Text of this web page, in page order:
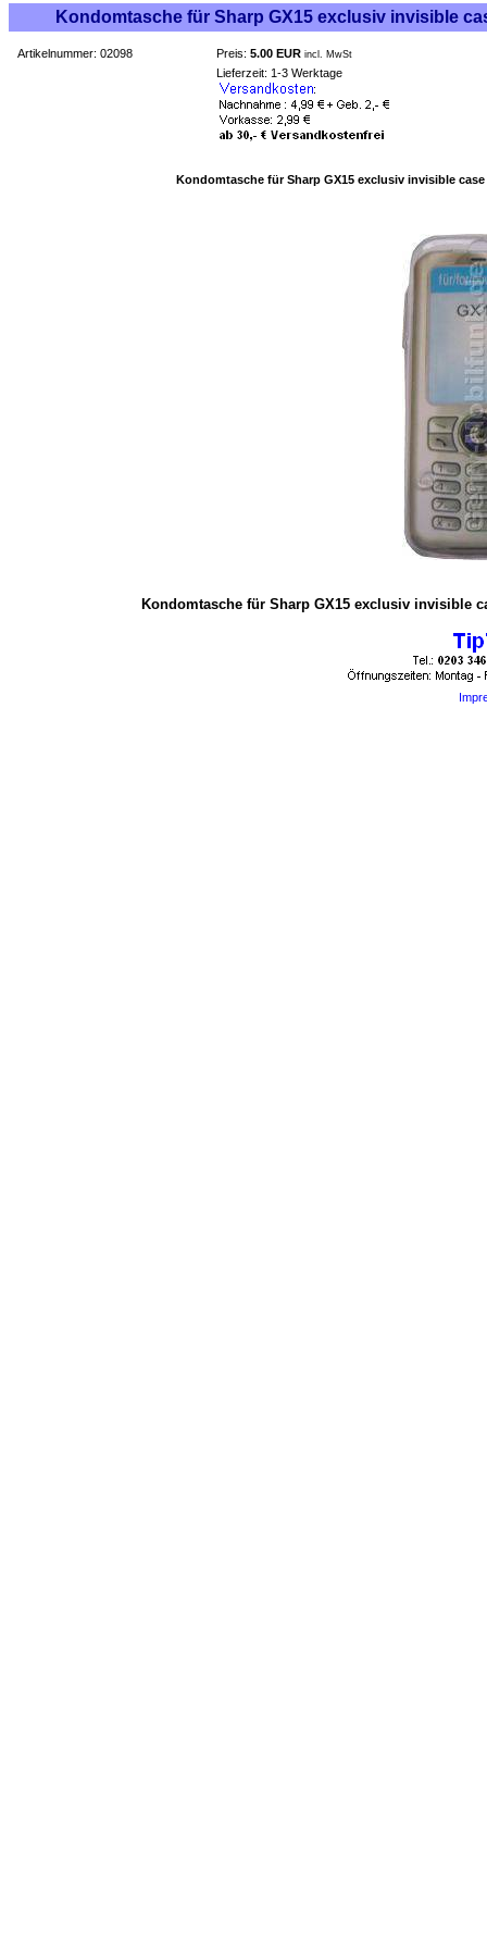
Kondomtasche für Sharp GX15 exclusiv invisible
Artikelnummer: 02098 Preis: 5.00 EUR incl. MwSt
Lieferzeit: 1-3 Werktage
Kondomtasche für Sharp GX15 exclusiv invisible
Kondomtasche für Sharp GX15 exclusiv invisible